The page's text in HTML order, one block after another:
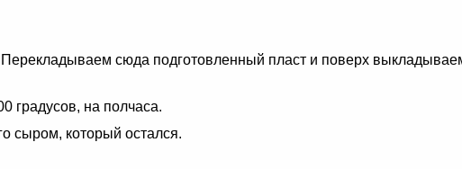
сюда подготовленный пласт и поверх
градусов, на полчаса.
сыром, который остался.